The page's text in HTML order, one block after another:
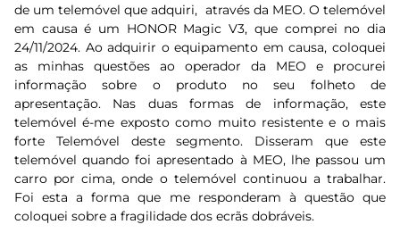
de um telemóvel que adquiri, através da MEO. O telemóvel
em causa é um HONOR Magic V3, que comprei no dia
24/11/2024. Ao adquirir o equipamento em causa, coloquei
as minhas questões ao operador da MEO e procurei
informação sobre o produto no seu folheto de
apresentação. Nas duas formas de informação, este
telemóvel é-me exposto como muito resistente e o mais
forte Telemóvel deste segmento. Disseram que este
telemóvel quando foi apresentado à MEO, lhe passou um
carro por cima, onde o telemóvel continuou a trabalhar.
Foi esta a forma que me responderam à questão que
coloquei sobre a fragilidade dos ecrãs dobráveis.